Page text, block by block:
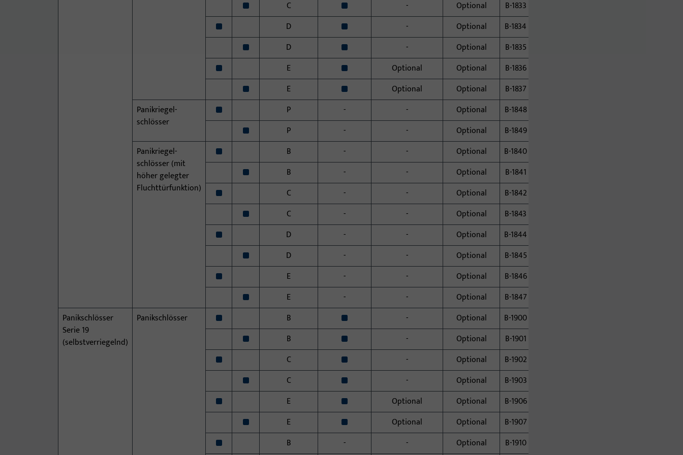
x
C x - Optional
B-1833
x
D x - Optional
B-1834
x
D x - Optional
B-1835
x
E x Optional Optional
B-1836
x
E x Optional Optional
B-1837
Panikriegel­
schlösser
x P - - Optional
B-1848
x
P - - Optional
B-1849
Panikriegel­
schlösser (mit
höher gelegter
Fluchttürfunktion)
x B - - Optional B-1840
x B - - Optional
B-1841
x
C - - Optional
B-1842
x
C - - Optional
B-1843
x
D - - Optional
B-1844
x
D - - Optional
B-1845
x
E - - Optional
B-1846
x
E - - Optional
B-1847
Panikschlösser
Serie 19
(selbstverriegelnd)
Panikschlösser x B x - Optional
B-1900
x
B x - Optional
B-1901
x
C x - Optional
B-1902
x
C x - Optional
B-1903
x
E x Optional Optional
B-1906
x
E x Optional Optional
B-1907
x
B - - Optional B-1910